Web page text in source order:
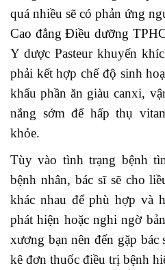
quá nhiều sẽ có phản ứng
Cao đẳng Điều dưỡng
Y dược Pasteur khuyến
phải kết hợp chế độ sinh
khẩu phần ăn giàu canxi,
nắng sớm để hấp thụ
khỏe.
Tùy vào tình trạng bệnh
bệnh nhân, bác sĩ sẽ cho
khác nhau để phù hợp và
phát hiện hoặc nghi ngờ
xương bạn nên đến gặp
kê đơn thuốc điều trị bệnh